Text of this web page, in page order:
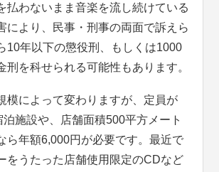
払わないまま音楽を流し続けている
により、民事・刑事の両面で訴えら
10年以下の懲役刑、もしくは1000
刑を科せられる可能性もあります。
模によって変わりますが、定員が
施設や、店舗面積500平方メート
ら年額6,000円が必要です。最近で
をうたった店舗使用限定のCDなど